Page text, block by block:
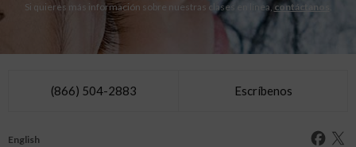
Si quieres más información sobre nuestras clases en línea, contáctanos
(866) 504-2883 Escríbenos
English